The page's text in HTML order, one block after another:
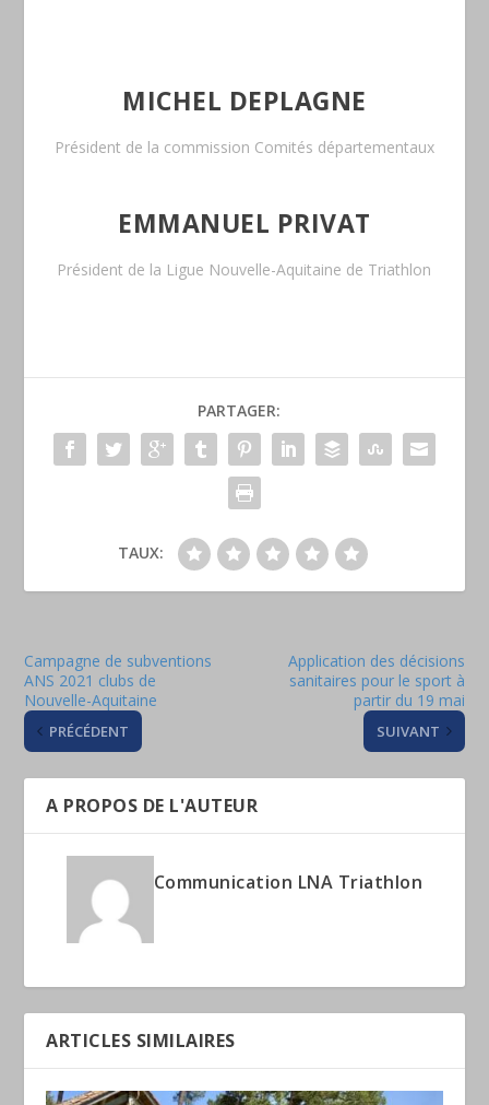
MICHEL DEPLAGNE
Président de la commission Comités départementaux
EMMANUEL PRIVAT
Président de la Ligue Nouvelle-Aquitaine de Triathlon
PARTAGER:
TAUX:
Campagne de subventions
ANS 2021 clubs de
Nouvelle-Aquitaine
PRÉCÉDENT
Application des décisions
sanitaires pour le sport à
partir du 19 mai
SUIVANT
A PROPOS DE L'AUTEUR
Communication LNA Triathlon
ARTICLES SIMILAIRES